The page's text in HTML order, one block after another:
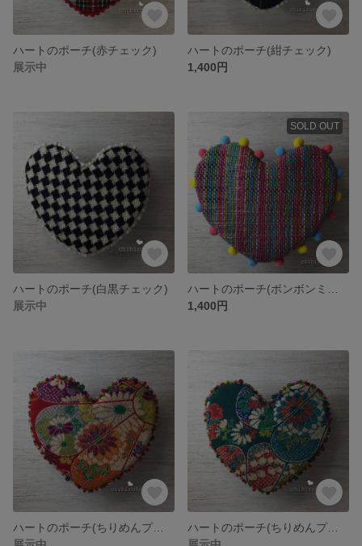
ハートのポーチ(赤チェック)
展示中
ハートのポーチ(紺チェック)
1,400円
ハートのポーチ(白黒チェック)
展示中
SOLD OUT
1,400円
ハートのポーチ(ちりめんプリント赤)
ハートのポーチ(ちりめんプリント緑)